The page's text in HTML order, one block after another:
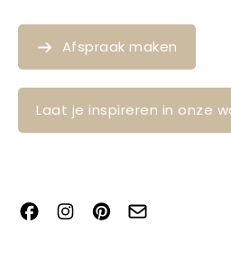
Afspraak maken
Laat je inspireren in onze